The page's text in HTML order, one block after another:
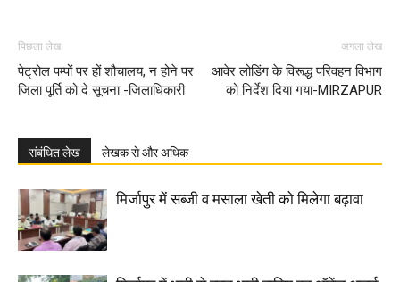
पिछला लेख
पेट्रोल पम्पों पर हों शौचालय, न होने पर
जिला पूर्ति को दे सूचना -जिलाधिकारी
अगला लेख
आवेर लोडिंग के विरूद्ध परिवहन विभाग
को निर्देश दिया गया-MIRZAPUR
संबंधित लेख लेखक से और अधिक
मिर्जापुर में सब्जी व मसाला खेती को मिलेगा बढ़ावा